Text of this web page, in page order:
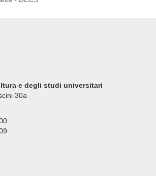
e degli studi universitari
30a